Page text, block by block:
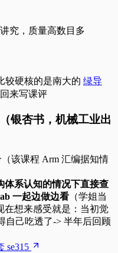
究，质量高数目多
较硬核的是南大的 绿导
来写课评
（银杏书，机械工业出
该课程 Arm 汇编据知情
体系认知的情况下直接查
一起边做边看 （学姐当
在想来感受就是：当初觉
自己吃透了-> 半年后回顾
se315